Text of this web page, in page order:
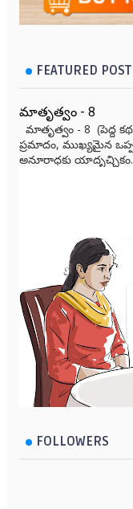
FEATURED POST
మాతృత్వం - 8
మాతృత్వం - 8 (పెద్ద
ప్రమాదం, ముఖ్యమైన
అనూరాధకు
FOLLOWERS